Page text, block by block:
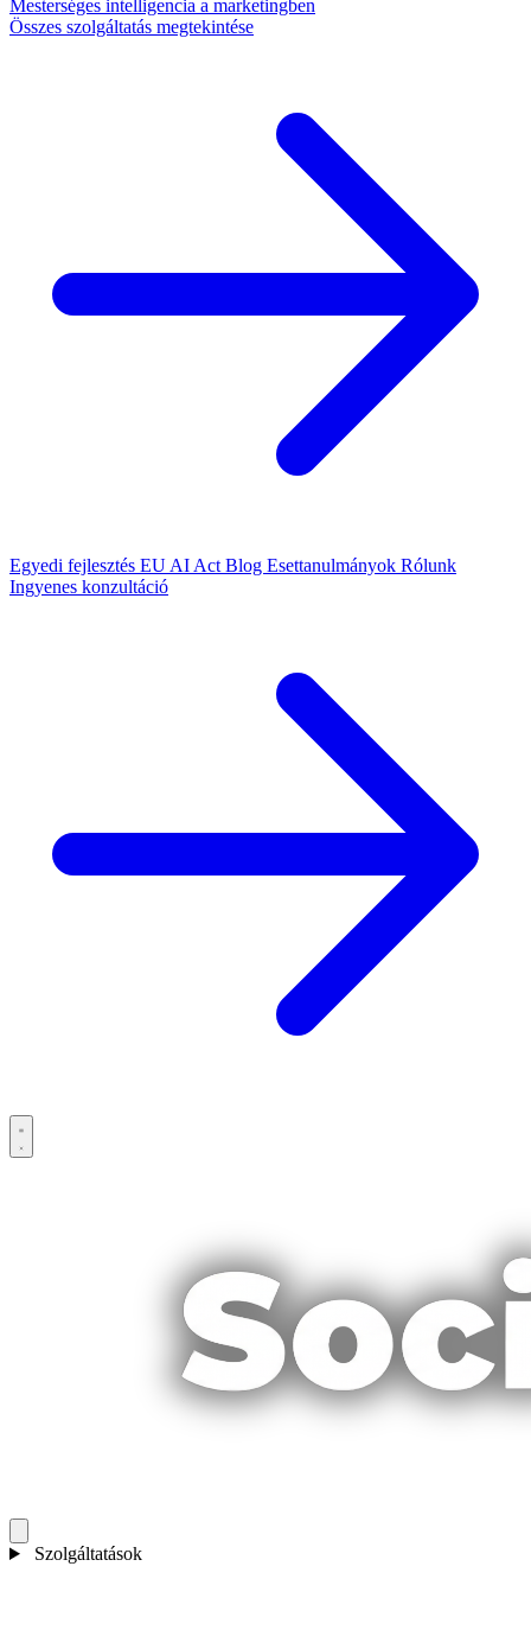
Mesterséges intelligencia a marketingben
Összes szolgáltatás megtekintése
Egyedi fejlesztés EU AI Act Blog Esettanulmányok Rólunk
Ingyenes konzultáció
Szolgáltatások